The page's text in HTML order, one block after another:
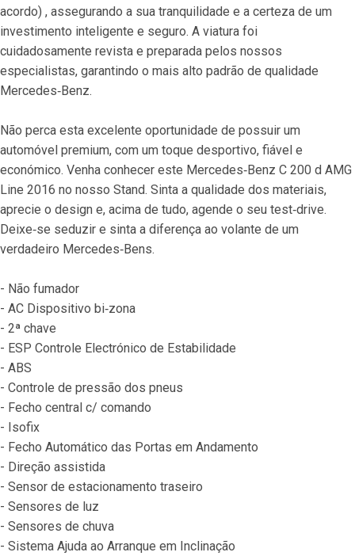
acordo) , assegurando a sua tranquilidade e a certeza de um
investimento inteligente e seguro. A viatura foi
cuidadosamente revista e preparada pelos nossos
especialistas, garantindo o mais alto padrão de qualidade
Mercedes‐Benz.
Não perca esta excelente oportunidade de possuir um
automóvel premium, com um toque desportivo, fiável e
económico. Venha conhecer este Mercedes‐Benz C 200 d AMG
Line 2016 no nosso Stand. Sinta a qualidade dos materiais,
aprecie o design e, acima de tudo, agende o seu test‐drive.
Deixe‐se seduzir e sinta a diferença ao volante de um
verdadeiro Mercedes‐Bens.
- Não fumador
- AC Dispositivo bi‐zona
- 2ª chave
- ESP Controle Electrónico de Estabilidade
- ABS
- Controle de pressão dos pneus
- Fecho central c/ comando
- Isofix
- Fecho Automático das Portas em Andamento
- Direção assistida
- Sensor de estacionamento traseiro
- Sensores de luz
- Sensores de chuva
- Sistema Ajuda ao Arranque em Inclinação